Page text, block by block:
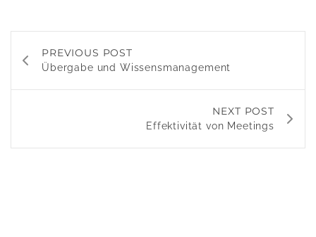
PREVIOUS POST
Übergabe und Wissensmanagement
NEXT POST
Effektivität von Meetings